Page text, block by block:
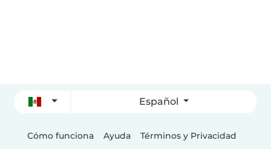
Español
Cómo funciona Ayuda Términos y Privacidad